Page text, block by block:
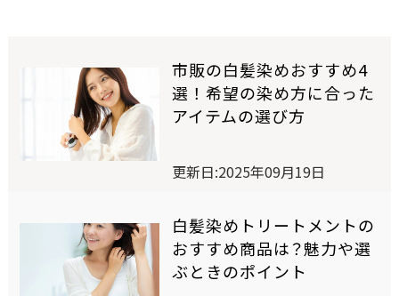
ヘアカラーミルキー
ワンデー白髪かくし
オイルインヘアマニキュア
市販の白髪染めおすすめ4
選！希望の染め方に合った
アイテムの選び方
更新日:2025年09月19日
白髪染めトリートメントの
おすすめ商品は？魅力や選
ぶときのポイント